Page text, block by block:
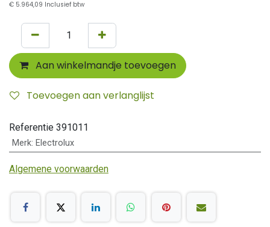
€ 5.964,09 Inclusief btw
Aan winkelmandje toevoegen
Toevoegen aan verlanglijst
Referentie 391011
Merk: Electrolux
Algemene voorwaarden